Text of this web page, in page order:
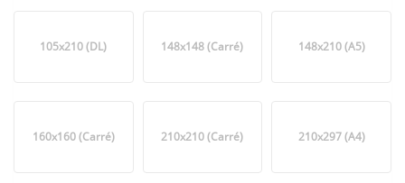
105x210 (DL) 148x148 (Carré) 148x210 (A5)
160x160 (Carré) 210x210 (Carré) 210x297 (A4)